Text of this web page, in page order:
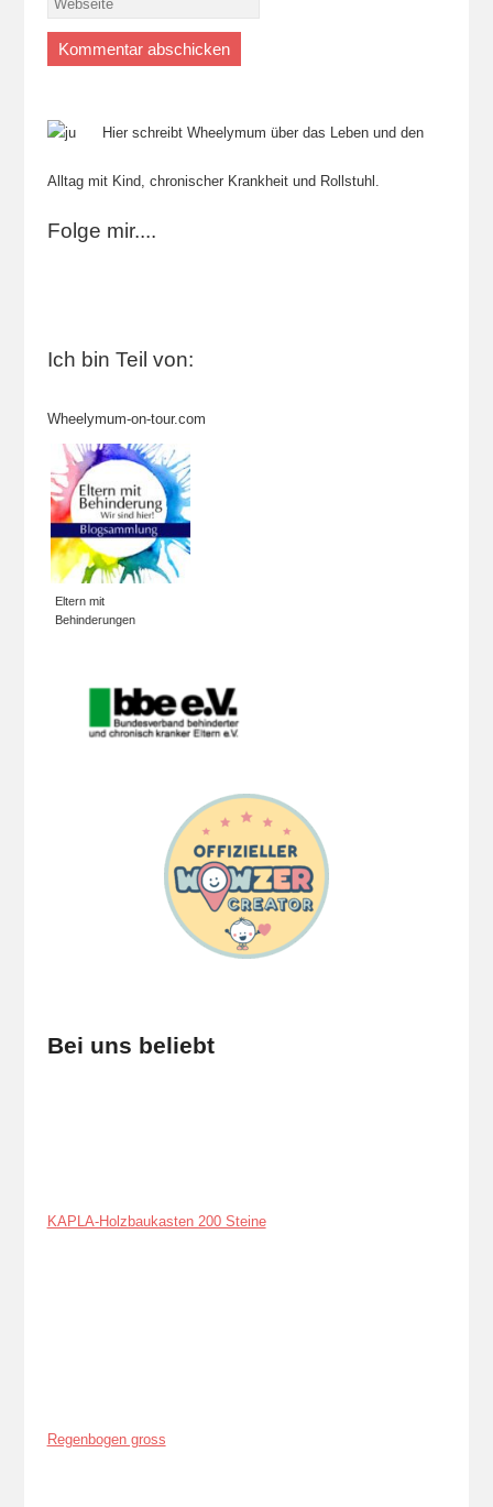
Hier schreibt Wheelymum über das Leben und den
Alltag mit Kind, chronischer Krankheit und Rollstuhl.
Folge mir....
Ich bin Teil von:
Wheelymum-on-tour.com
Eltern mit
Behinderungen
Bei uns beliebt
KAPLA-Holzbaukasten 200 Steine
Regenbogen gross